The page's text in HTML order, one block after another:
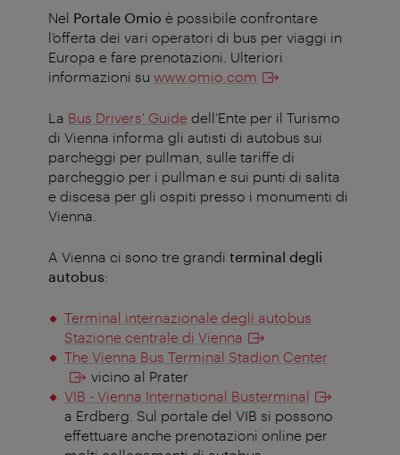
Nel Portale Omio è possibile confrontare
l’offerta dei vari operatori di bus per viaggi in
Europa e fare prenotazioni. Ulteriori
informazioni su www.omio.com
La Bus Drivers' Guide dell’Ente per il Turismo
di Vienna informa gli autisti di autobus sui
parcheggi per pullman, sulle tariffe di
parcheggio per i pullman e sui punti di salita
e discesa per gli ospiti presso i monumenti di
Vienna.
A Vienna ci sono tre grandi terminal degli
autobus:
Terminal internazionale degli autobus
Stazione centrale di Vienna
The Vienna Bus Terminal Stadion Center
vicino al Prater
VIB - Vienna International Busterminal
a Erdberg. Sul portale del VIB si possono
effettuare anche prenotazioni online per